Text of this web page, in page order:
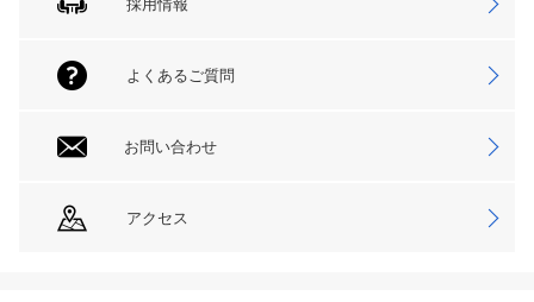
採用情報
よくあるご質問
お問い合わせ
アクセス